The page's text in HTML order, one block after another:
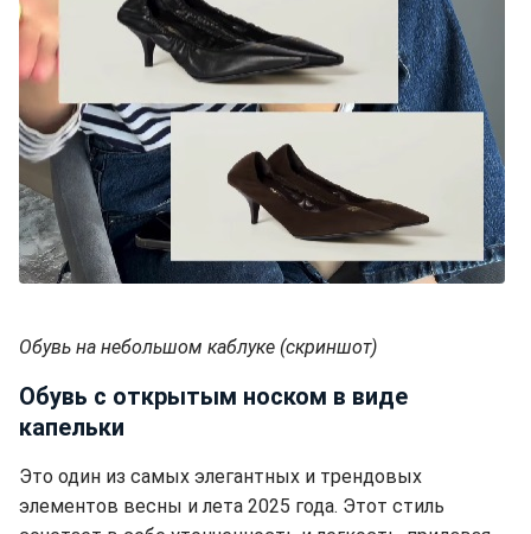
Обувь на небольшом каблуке (скриншот)
Обувь с открытым носком в виде
капельки
Это один из самых элегантных и трендовых
элементов весны и лета 2025 года. Этот стиль